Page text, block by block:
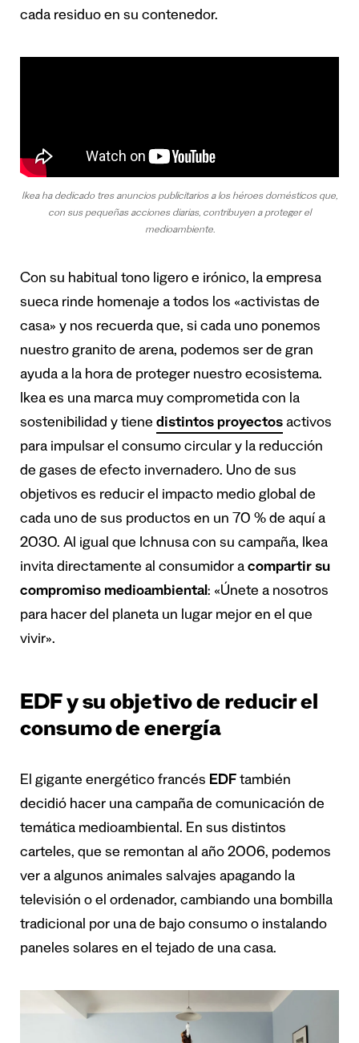
cada residuo en su contenedor.
Ikea ha dedicado tres anuncios publicitarios a los héroes domésticos que,
con sus pequeñas acciones diarias, contribuyen a proteger el
medioambiente.
Con su habitual tono ligero e irónico, la empresa
sueca rinde homenaje a todos los «activistas de
casa» y nos recuerda que, si cada uno ponemos
nuestro granito de arena, podemos ser de gran
ayuda a la hora de proteger nuestro ecosistema.
Ikea es una marca muy comprometida con la
sostenibilidad y tiene distintos proyectos activos
para impulsar el consumo circular y la reducción
de gases de efecto invernadero. Uno de sus
objetivos es reducir el impacto medio global de
cada uno de sus productos en un 70 % de aquí a
2030. Al igual que Ichnusa con su campaña, Ikea
invita directamente al consumidor a compartir su
compromiso medioambiental: «Únete a nosotros
para hacer del planeta un lugar mejor en el que
vivir».
EDF y su objetivo de reducir el
consumo de energía
El gigante energético francés EDF también
decidió hacer una campaña de comunicación de
temática medioambiental. En sus distintos
carteles, que se remontan al año 2006, podemos
ver a algunos animales salvajes apagando la
televisión o el ordenador, cambiando una bombilla
tradicional por una de bajo consumo o instalando
paneles solares en el tejado de una casa.